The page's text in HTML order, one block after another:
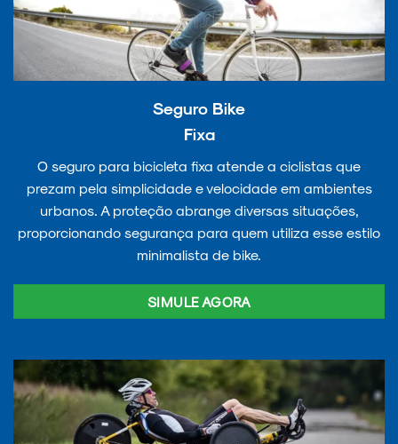
Seguro Bike
Fixa
O seguro para bicicleta fixa atende a ciclistas que
prezam pela simplicidade e velocidade em ambientes
urbanos. A proteção abrange diversas situações,
proporcionando segurança para quem utiliza esse estilo
minimalista de bike.
SIMULE AGORA